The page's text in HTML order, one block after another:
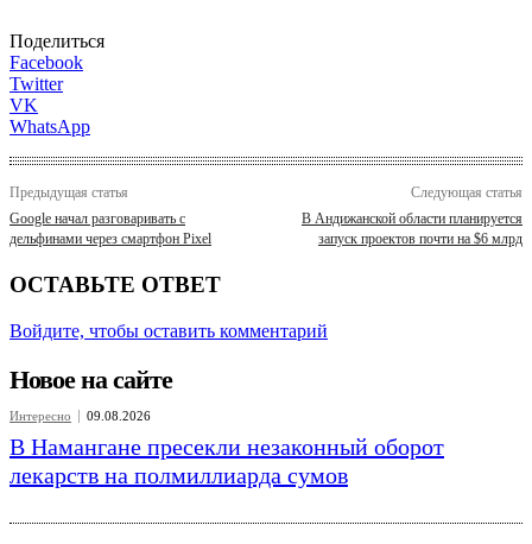
Поделиться
Facebook
Twitter
VK
WhatsApp
Предыдущая статья
Google начал разговаривать с
дельфинами через смартфон Pixel
Следующая статья
В Андижанской области планируется
запуск проектов почти на $6 млрд
ОСТАВЬТЕ ОТВЕТ
Войдите, чтобы оставить комментарий
Новое на сайте
Интересно 09.08.2026
В Намангане пресекли незаконный оборот
лекарств на полмиллиарда сумов